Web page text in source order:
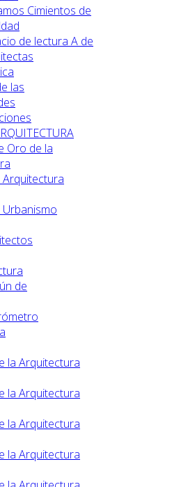
Cimientos de
de lectura A de
las
Oro de la
Arquitectura
de
la Arquitectura
la Arquitectura
la Arquitectura
la Arquitectura